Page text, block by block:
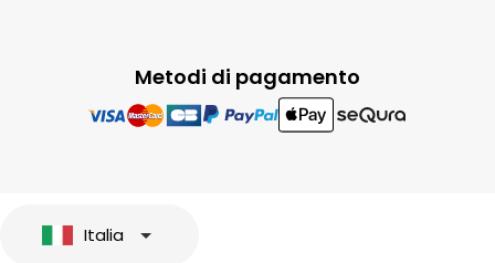
Metodi di pagamento
Italia